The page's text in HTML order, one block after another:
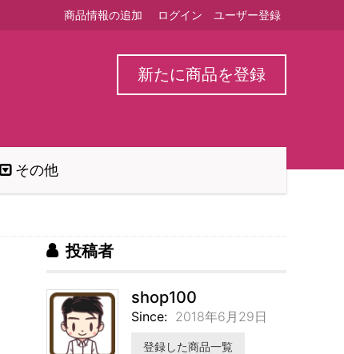
商品情報の追加 ログイン ユーザー登録
新たに商品を登録
その他
投稿者
shop100
Since: 2018年6月29日
登録した商品一覧